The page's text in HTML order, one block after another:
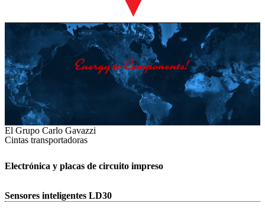
El Grupo Carlo Gavazzi
Cintas transportadoras
Electrónica y placas de circuito impreso
Sensores inteligentes LD30